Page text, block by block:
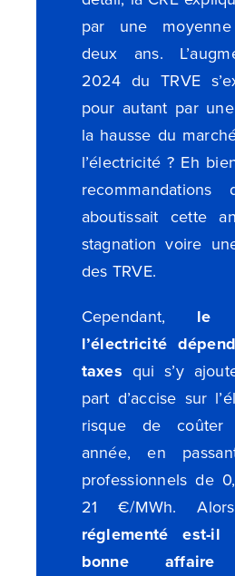
par une
deux ans.
2024 du TRVE
pour autant par
la hausse du
l’électricité ? Eh
aboutissait cette
stagnation voire
des TRVE.
Cependant, le
l’électricité
taxes qui s’y
part d’accise sur
risque de
année, en
professionnels de
21 €/MWh.
réglementé est-il
bonne